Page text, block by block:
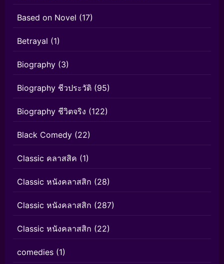
Based on Novel (17)
Betrayal (1)
Biography (3)
Biography ชีวประวัติ (95)
Biography ชีวิตจริง (122)
Black Comedy (22)
Classic คลาสสิค (1)
Classic หนังคลาสสิก (28)
Classic หนังคลาสสิก (287)
Classic หนังคลาสสิก (22)
comedies (1)